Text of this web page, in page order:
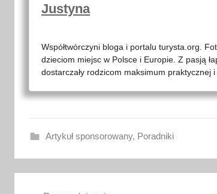
Justyna
Współtwórczyni bloga i portalu turysta.org.
dzieciom miejsc w Polsce i Europie. Z pasją
dostarczały rodzicom maksimum praktycznej i
Artykuł sponsorowany, Poradniki